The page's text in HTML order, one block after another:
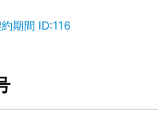
期間 ID:116